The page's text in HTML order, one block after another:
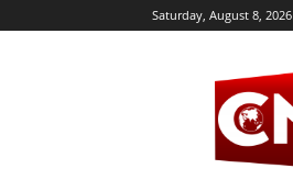
Saturday, August 8, 2026